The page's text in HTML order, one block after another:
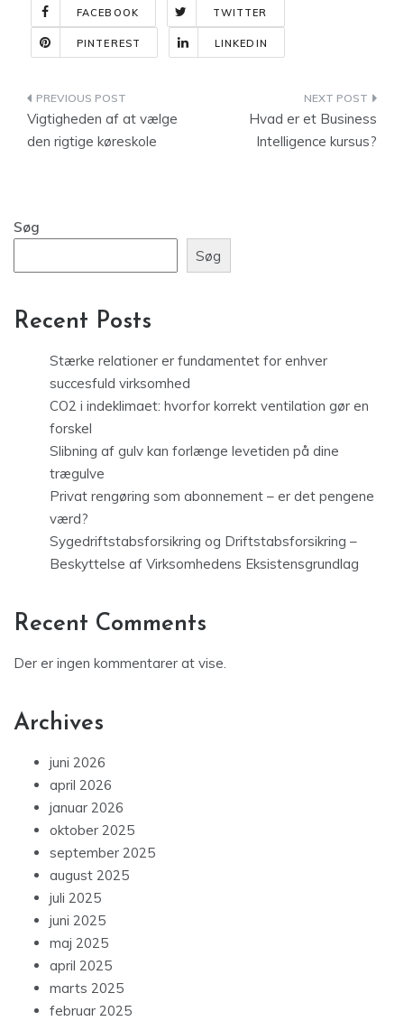
FACEBOOK TWITTER
PINTEREST LINKEDIN
Indlægsnavigation
Vigtigheden af at vælge
den rigtige køreskole
Hvad er et Business
Intelligence kursus?
Søg
Søg
Recent Posts
Stærke relationer er fundamentet for enhver
succesfuld virksomhed
CO2 i indeklimaet: hvorfor korrekt ventilation gør en
forskel
Slibning af gulv kan forlænge levetiden på dine
trægulve
Privat rengøring som abonnement – er det pengene
værd?
Sygedriftstabsforsikring og Driftstabsforsikring –
Beskyttelse af Virksomhedens Eksistensgrundlag
Recent Comments
Der er ingen kommentarer at vise.
Archives
juni 2026
april 2026
januar 2026
oktober 2025
september 2025
august 2025
juli 2025
juni 2025
maj 2025
april 2025
marts 2025
februar 2025